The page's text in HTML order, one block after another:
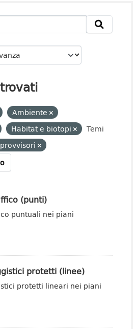
Ambiente
Habitat e biotopi
Temi
(punti)
puntuali nei piani
protetti (linee)
protetti lineari nei piani